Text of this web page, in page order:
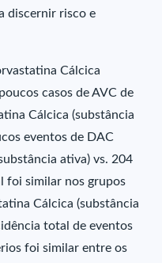
discernir risco e
Cálcica
casos de AVC de
Cálcica (substância
eventos de DAC
ativa) vs. 204
foi similar nos grupos
Cálcica (substância
total de eventos
foi similar entre os